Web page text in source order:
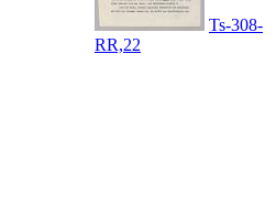
Ts-308-
RR,22